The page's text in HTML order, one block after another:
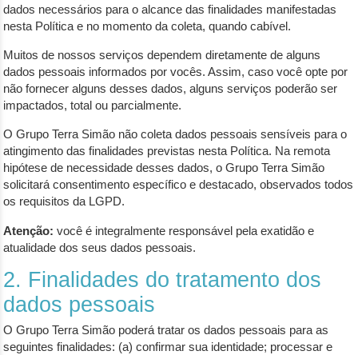
dados necessários para o alcance das finalidades manifestadas
nesta Política e no momento da coleta, quando cabível.
Muitos de nossos serviços dependem diretamente de alguns
dados pessoais informados por vocês. Assim, caso você opte por
não fornecer alguns desses dados, alguns serviços poderão ser
impactados, total ou parcialmente.
O Grupo Terra Simão não coleta dados pessoais sensíveis para o
atingimento das finalidades previstas nesta Política. Na remota
hipótese de necessidade desses dados, o Grupo Terra Simão
solicitará consentimento específico e destacado, observados todos
os requisitos da LGPD.
Atenção: você é integralmente responsável pela exatidão e
atualidade dos seus dados pessoais.
2. Finalidades do tratamento dos
dados pessoais
O Grupo Terra Simão poderá tratar os dados pessoais para as
seguintes finalidades: (a) confirmar sua identidade; processar e